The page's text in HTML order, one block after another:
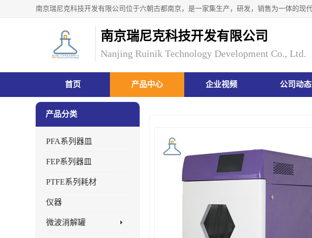
南京瑞尼克科技开发有限公司
Nanjing Ruinik Technology Development Co., Ltd.
首页 产品中心 企业视频 公司动态
产品分类
PFA系列器皿
FEP系列器皿
PTFE系列耗材
仪器
微波消解罐